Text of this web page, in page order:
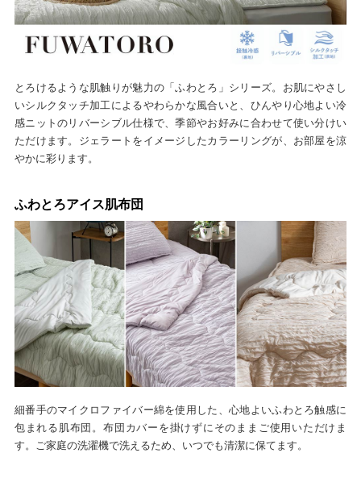
とろけるような肌触りが魅力の「ふわとろ」シリーズ。お肌にやさし
いシルクタッチ加工によるやわらかな風合いと、ひんやり心地よい冷
感ニットのリバーシブル仕様で、季節やお好みに合わせて使い分けい
ただけます。ジェラートをイメージしたカラーリングが、お部屋を涼
やかに彩ります。
ふわとろアイス肌布団
細番手のマイクロファイバー綿を使用した、心地よいふわとろ触感に
包まれる肌布団。布団カバーを掛けずにそのままご使用いただけま
す。ご家庭の洗濯機で洗えるため、いつでも清潔に保てます。